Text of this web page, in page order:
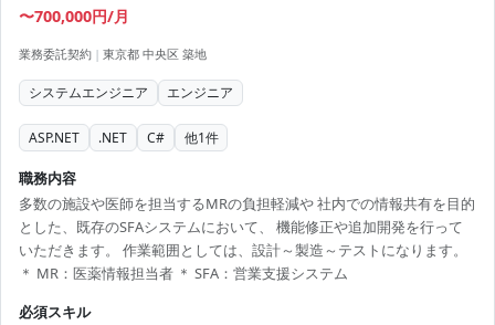
〜700,000円/月
業務委託契約 | 東京都 中央区 築地
システムエンジニア エンジニア
ASP.NET .NET C# 他1件
職務内容
多数の施設や医師を担当するMRの負担軽減や 社内での情報共有を目的
とした、既存のSFAシステムにおいて、 機能修正や追加開発を行って
いただきます。 作業範囲としては、設計～製造～テストになります。
＊ MR：医薬情報担当者 ＊ SFA：営業支援システム
必須スキル